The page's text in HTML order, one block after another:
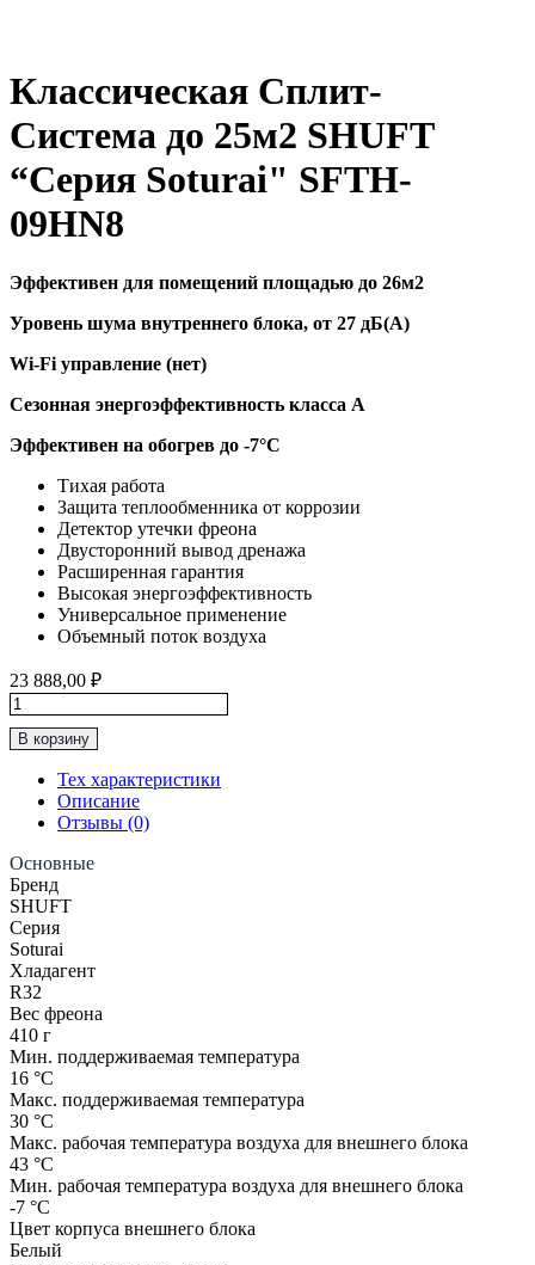
Классическая Сплит-
Система до 25м2 SHUFT
“Серия Soturai" SFTH-
09HN8
Эффективен для помещений площадью до 26м2
Уровень шума внутреннего блока, от 27 дБ(А)
Wi-Fi управление (нет)
Сезонная энергоэффективность класса А
Эффективен на обогрев до -7°C
Тихая работа
Защита теплообменника от коррозии
Детектор утечки фреона
Двусторонний вывод дренажа
Расширенная гарантия
Высокая энергоэффективность
Универсальное применение
Объемный поток воздуха
23 888,00 ₽
Количество
товара
Классическая
Система
25м2
SHUFT
“Серия
Soturai"
SFTH-
09HN8
В корзину
Тех характеристики
Описание
Отзывы (0)
Основные
Бренд
SHUFT
Серия
Soturai
Хладагент
R32
Вес фреона
410 г
Мин. поддерживаемая температура
16 °С
Макс. поддерживаемая температура
30 °С
Макс. рабочая температура воздуха для внешнего блока
43 °С
Мин. рабочая температура воздуха для внешнего блока
-7 °С
Цвет корпуса внешнего блока
Белый